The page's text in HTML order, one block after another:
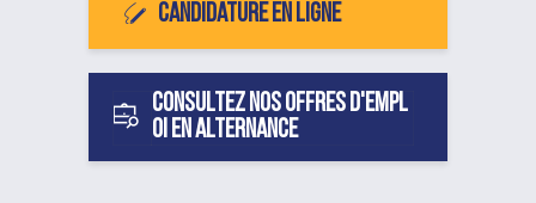
Candidature en ligne
Consultez nos offres d'empl
oi en alternance